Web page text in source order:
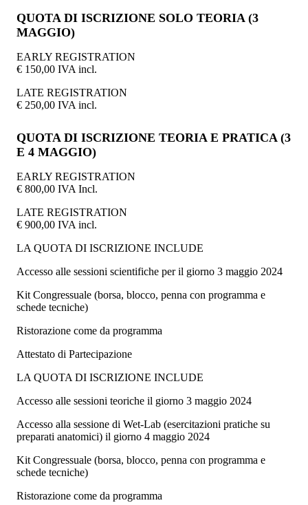
QUOTA DI ISCRIZIONE SOLO TEORIA (3
MAGGIO)
EARLY REGISTRATION
€ 150,00 IVA incl.
LATE REGISTRATION
€ 250,00 IVA incl.
QUOTA DI ISCRIZIONE TEORIA E PRATICA (3
E 4 MAGGIO)
EARLY REGISTRATION
€ 800,00 IVA Incl.
LATE REGISTRATION
€ 900,00 IVA incl.
LA QUOTA DI ISCRIZIONE INCLUDE
Accesso alle sessioni scientifiche per il giorno 3 maggio 2024
Kit Congressuale (borsa, blocco, penna con programma e
schede tecniche)
Ristorazione come da programma
Attestato di Partecipazione
LA QUOTA DI ISCRIZIONE INCLUDE
Accesso alle sessioni teoriche il giorno 3 maggio 2024
Accesso alla sessione di Wet-Lab (esercitazioni pratiche su
preparati anatomici) il giorno 4 maggio 2024
Kit Congressuale (borsa, blocco, penna con programma e
schede tecniche)
Ristorazione come da programma